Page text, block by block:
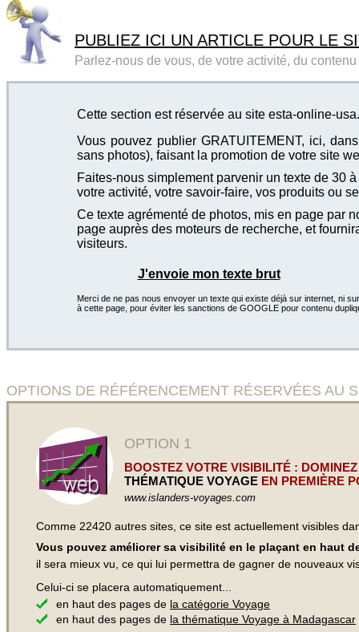
PUBLIEZ ICI UN ARTICLE POUR LE
Parlez-nous de vous, de votre activité, du
Cette section est réservée au site esta-online-
Vous pouvez publier GRATUITEMENT, ici,
sans photos), faisant la promotion de votre site
Faites-nous simplement parvenir un texte de 30
votre activité, votre savoir-faire, vos produits ou
Ce texte agrémenté de photos, mis en page par
page auprès des moteurs de recherche, et
visiteurs.
J'envoie mon texte brut
Merci de ne pas nous envoyer un texte qui existe déjà sur internet, ni
à cette page, pour éviter les sanctions de GOOGLE pour contenu
OPTIONS DE RÉFÉRENCEMENT RÉSERVÉES AU
OPTION 1
BOOSTEZ VOTRE VISIBILITÉ :
THÉMATIQUE VOYAGE EN PREMIÈRE
www.islanders-voyages.com
Comme 22420 autres sites, ce site est actuellement visibles
Vous pouvez améliorer sa visibilité en le plaçant en haut
il sera mieux vu, ce qui lui permettra de gagner de nouveaux
Celui-ci se placera automatiquement...
en haut des pages de la catégorie Voyage
en haut des pages de la thématique Voyage à Madagascar